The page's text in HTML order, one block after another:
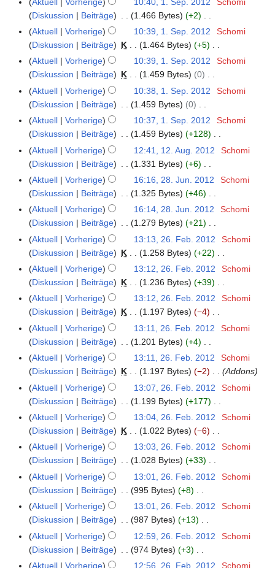
e
i
t
u
n
g
z
u
s
a
m
m
e
n
f
a
s
u
n
g
a
r
b
e
i
t
u
n
s
z
u
s
a
m
m
e
n
f
s
s
u
n
g
2
1
e
n
e
B
e
a
r
b
e
i
t
n
g
s
z
u
s
a
m
m
e
f
a
s
s
u
n
g
1
S
e
2
1
Diskussion
Beiträge 1.466 Bytes
+2
K
e
n
e
B
e
a
r
b
e
i
t
n
g
s
z
u
s
a
m
m
e
f
a
s
s
u
n
g
Aktuell Vorherige 10:39, 1. Sep. 2012
Schomi
Diskussion
Beiträge K 1.464 Bytes
+5
K
e
n
e
B
e
a
r
b
e
i
t
n
g
s
z
u
s
a
m
m
e
f
a
s
s
u
n
g
Aktuell Vorherige 10:39, 1. Sep. 2012
Schomi
Diskussion
Beiträge K 1.459 Bytes
0
K
e
n
e
B
e
a
r
b
e
i
t
n
g
s
z
u
s
a
m
m
e
f
a
s
s
u
n
g
Aktuell Vorherige 10:38, 1. Sep. 2012
Schomi
Diskussion
Beiträge 1.459 Bytes
0
K
e
n
e
B
e
a
r
b
e
i
t
n
g
s
z
u
s
a
m
m
e
f
a
s
s
u
n
g
Aktuell Vorherige 10:37, 1. Sep. 2012
Schomi
Diskussion
Beiträge 1.459 Bytes
+128
K
e
n
e
B
e
a
r
b
e
i
t
n
g
s
z
u
s
a
m
m
e
f
a
s
s
u
n
g
1
2
1
Aktuell Vorherige 12:41, 12. Aug. 2012
Schomi
Diskussion
Beiträge 1.331 Bytes
+6
K
e
n
e
B
e
a
r
b
e
i
t
n
g
s
z
u
s
a
m
m
e
f
a
s
s
2
1
Aktuell Vorherige 16:16, 28. Jun. 2012
Schomi
Diskussion
Beiträge 1.325 Bytes
+46
K
e
n
e
B
e
a
r
b
e
i
t
n
g
s
z
u
s
a
m
m
e
f
a
Aktuell Vorherige 16:14, 28. Jun. 2012
Schomi
Diskussion
Beiträge 1.279 Bytes
+21
K
e
n
e
B
e
a
r
b
e
i
t
n
g
s
z
u
s
a
m
m
e
2
0
2
Aktuell Vorherige 13:13, 26. Feb. 2012
Schomi
Diskussion
Beiträge K 1.258 Bytes
+22
K
e
n
e
B
e
a
r
b
e
i
t
n
g
s
z
u
s
a
m
m
Aktuell Vorherige 13:12, 26. Feb. 2012
Schomi
Diskussion
Beiträge K 1.236 Bytes
+39
K
e
n
e
B
e
a
r
b
e
i
t
n
g
s
z
u
s
a
Aktuell Vorherige 13:12, 26. Feb. 2012
Schomi
Diskussion
Beiträge K 1.197 Bytes
−4
K
e
n
e
B
e
a
r
b
e
i
t
n
g
s
z
Aktuell Vorherige 13:11, 26. Feb. 2012
Schomi
Diskussion
Beiträge 1.201 Bytes
+4
K
e
n
e
B
e
a
r
b
e
i
t
n
g
Aktuell Vorherige 13:11, 26. Feb. 2012
Schomi
Diskussion
Beiträge K 1.197 Bytes −2
Addons
Aktuell
Vorherige 13:07, 26. Feb. 2012
Schomi
Diskussion
Beiträge 1.199 Bytes
+177
K
e
n
e
B
e
a
r
b
e
i
Aktuell Vorherige 13:04, 26. Feb. 2012
Schomi
Diskussion
Beiträge K 1.022 Bytes
−6
K
e
n
e
B
e
a
r
b
Aktuell Vorherige 13:03, 26. Feb. 2012
Schomi
Diskussion
Beiträge 1.028 Bytes
+33
K
e
n
e
B
e
Aktuell Vorherige 13:01, 26. Feb. 2012
Schomi
Diskussion
Beiträge 995 Bytes
+8
K
e
n
e
Aktuell Vorherige 13:01, 26. Feb. 2012
Schomi
Diskussion
Beiträge 987 Bytes
+13
K
e
Aktuell Vorherige 12:59, 26. Feb. 2012
Schomi
Diskussion
Beiträge 974 Bytes
+3
KAktuell Vorherige 12:56, 26. Feb. 2012 Schomi